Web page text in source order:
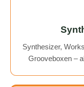
Synthesizer,
Grooveboxen –